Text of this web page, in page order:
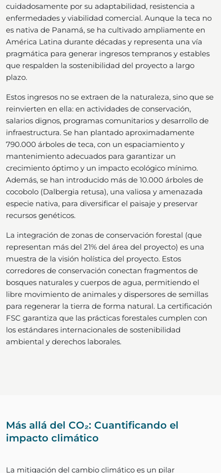
cuidadosamente por su adaptabilidad, resistencia a
enfermedades y viabilidad comercial. Aunque la teca no
es nativa de Panamá, se ha cultivado ampliamente en
América Latina durante décadas y representa una vía
pragmática para generar ingresos tempranos y estables
que respalden la sostenibilidad del proyecto a largo
plazo.
Estos ingresos no se extraen de la naturaleza, sino que se
reinvierten en ella: en actividades de conservación,
salarios dignos, programas comunitarios y desarrollo de
infraestructura. Se han plantado aproximadamente
790.000 árboles de teca, con un espaciamiento y
mantenimiento adecuados para garantizar un
crecimiento óptimo y un impacto ecológico mínimo.
Además, se han introducido más de 10.000 árboles de
cocobolo (Dalbergia retusa), una valiosa y amenazada
especie nativa, para diversificar el paisaje y preservar
recursos genéticos.
La integración de zonas de conservación forestal (que
representan más del 21% del área del proyecto) es una
muestra de la visión holística del proyecto. Estos
corredores de conservación conectan fragmentos de
bosques naturales y cuerpos de agua, permitiendo el
libre movimiento de animales y dispersores de semillas
para regenerar la tierra de forma natural. La certificación
FSC garantiza que las prácticas forestales cumplen con
los estándares internacionales de sostenibilidad
ambiental y derechos laborales.
Más allá del CO₂: Cuantificando el
impacto climático
La mitigación del cambio climático es un pilar